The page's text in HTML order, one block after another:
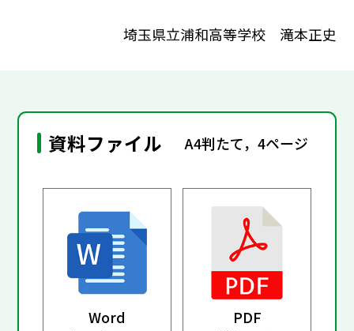
埼玉県立浦和高等学校 滝本正史
資料ファイル A4判たて，4ページ
Word
PDF